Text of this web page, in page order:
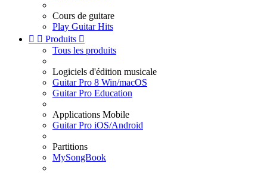
Cours de guitare
Play Guitar Hits
  Produits 
Tous les produits
Logiciels d'édition musicale
Guitar Pro 8 Win/macOS
Guitar Pro Education
Applications Mobile
Guitar Pro iOS/Android
Partitions
MySongBook